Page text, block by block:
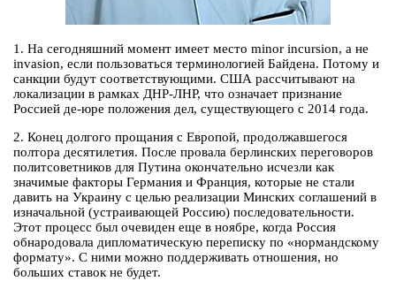
1. На сегодняшний момент имеет место minor incursion, а не
invasion, если пользоваться терминологией Байдена. Потому и
санкции будут соответствующими. США рассчитывают на
локализации в рамках ДНР-ЛНР, что означает признание
Россией де-юре положения дел, существующего с 2014 года.
2. Конец долгого прощания с Европой, продолжавшегося
полтора десятилетия. После провала берлинских переговоров
политсоветников для Путина окончательно исчезли как
значимые факторы Германия и Франция, которые не стали
давить на Украину с целью реализации Минских соглашений в
изначальной (устраивающей Россию) последовательности.
Этот процесс был очевиден еще в ноябре, когда Россия
обнародовала дипломатическую переписку по «нормандскому
формату». С ними можно поддерживать отношения, но
больших ставок не будет.